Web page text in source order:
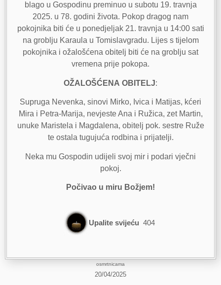
blago u Gospodinu preminuo u subotu 19. travnja
2025. u 78. godini života. Pokop dragog nam
pokojnika biti će u ponedjeljak 21. travnja u 14:00 sati
na groblju Karaula u Tomislavgradu. Lijes s tijelom
pokojnika i ožalošćena obitelj biti će na groblju sat
vremena prije pokopa.
OŽALOŠĆENA OBITELJ:
Supruga Nevenka, sinovi Mirko, Ivica i Matijas, kćeri
Mira i Petra-Marija, nevjeste Ana i Ružica, zet Martin,
unuke Maristela i Magdalena, obitelj pok. sestre Ruže
te ostala tugujuća rodbina i prijatelji.
Neka mu Gospodin udijeli svoj mir i podari vječni
pokoj.
Počivao u miru Božjem!
Upalite svijeću 404
osmrtnicama
20/04/2025